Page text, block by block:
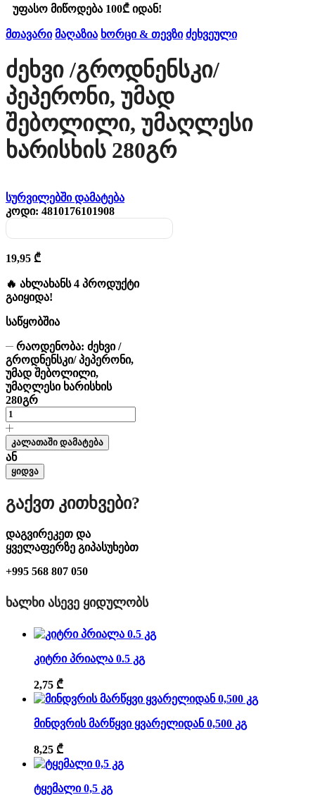
უფასო მიწოდება 100₾ იდან!
მთავარი მაღაზია ხორცი & თევზი ძეხვეული
Ძეხვი /გროდნენსკი/
Პეპერონი, Უმად
Შებოლილი, Უმაღლესი
Ხარისხის 280გრ
სურვილებში დამატება
კოდი: 4810176101908
19,95 ₾
🔥 ახლახანს 4 პროდუქტი
გაიყიდა!
საწყობშია
რაოდენობა: ძეხვი /
გროდნენსკი/ პეპერონი,
უმად შებოლილი,
უმაღლესი ხარისხის
280გრ
კალათაში დამატება
ან
ყიდვა
Გაქვთ Კითხვები?
დაგვირეკეთ და
ყველაფერზე გიპასუხებთ
+995 568 807 050
ᲮᲐᲚᲮᲘ ᲐᲡᲔᲕᲔ ᲧᲘᲓᲣᲚᲝᲑᲡ
კიტრი პრიალა 0.5 კგ
2,75 ₾
მინდვრის მარწყვი ყვარელიდან 0,500 კგ
8,25 ₾
ტყემალი 0,5 კგ